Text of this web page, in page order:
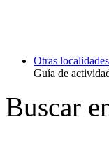
Otras
Guía de
Buscar